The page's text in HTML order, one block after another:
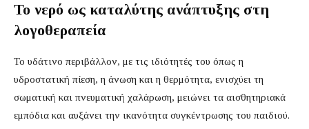
Το νερό ως καταλύτης ανάπτυξης στη
λογοθεραπεία
Το υδάτινο περιβάλλον, με τις ιδιότητές του όπως η
υδροστατική πίεση, η άνωση και η θερμότητα, ενισχύει τη
σωματική και πνευματική χαλάρωση, μειώνει τα αισθητηριακά
εμπόδια και αυξάνει την ικανότητα συγκέντρωσης του παιδιού.